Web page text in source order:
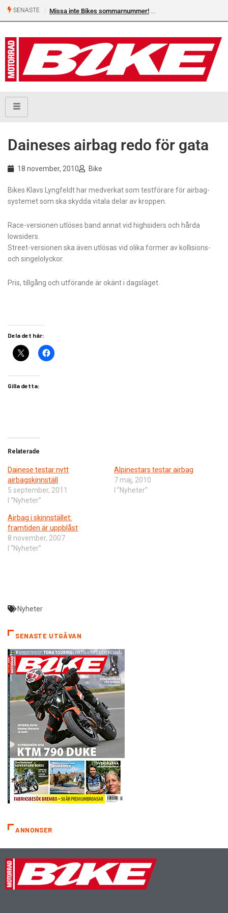
SENASTE Missa inte Bikes sommarnummer!
Daineses airbag redo för gata
18 november, 2010 Bike
Bikes Klavs Lyngfeldt har medverkat som testförare för airbag-
systemet som ska skydda vitala delar av kroppen.
Race-versionen utlöses band annat vid highsiders och hårda
lowsiders.
Street-versionen ska även utlösas vid olika former av kollisions-
och singelolyckor.
Pris, tillgång och utförande är okänt i dagsläget.
Dela det här:
Gilla detta:
Relaterade
Dainese testar nytt
airbagskinnställ
5 september, 2011
I ”Nyheter”
Alpinestars testar airbag
7 maj, 2010
I ”Nyheter”
Airbag i skinnstället:
framtiden är uppblåst
8 november, 2007
I ”Nyheter”
Nyheter
SENASTE UTGÅVAN
ANNONSER